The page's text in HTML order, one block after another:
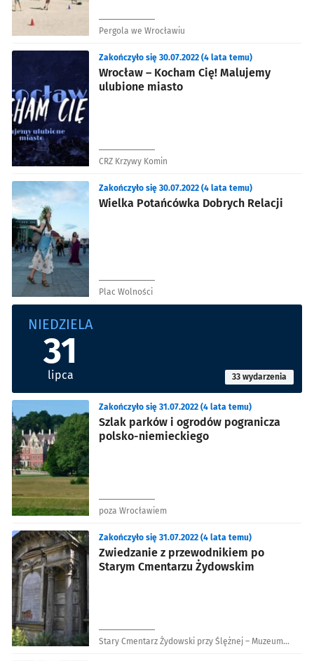
Pergola we Wrocławiu
Wrocław – Kocham Cię! Malujemy
ulubione miasto
Zakończyło się 30.07.2022 (4 lata temu)
CRZ Krzywy Komin
Wielka Potańcówka Dobrych Relacji
Zakończyło się 30.07.2022 (4 lata temu)
Plac Wolności
NIEDZIELA
31
lipca 33 wydarzenia
Szlak parków i ogrodów pogranicza
polsko-niemieckiego
Zakończyło się 31.07.2022 (4 lata temu)
poza Wrocławiem
Zwiedzanie z przewodnikiem po
Starym Cmentarzu Żydowskim
Zakończyło się 31.07.2022 (4 lata temu)
Stary Cmentarz Żydowski przy Ślężnej – Muzeum